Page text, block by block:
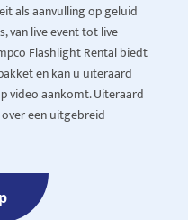
als aanvulling op geluid
van live event tot live
FlashlightRentalbiedt
en kan u uiteraard
video aankomt. Uiteraard
een uitgebreid